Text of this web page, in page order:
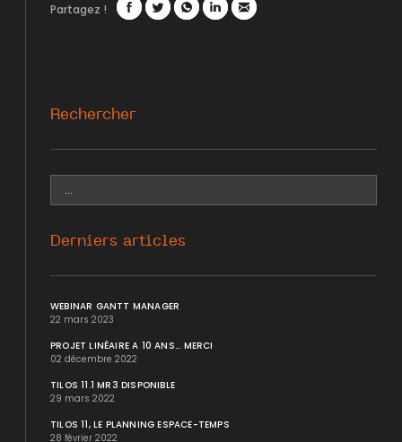
Partagez !
Rechercher
Derniers articles
WEBINAR GANTT MANAGER
22 mars 2023
PROJET LINÉAIRE A 10 ANS... MERCI
02 décembre 2022
TILOS 11.1 MR3 DISPONIBLE
29 mars 2022
TILOS 11, LE PLANNING ESPACE-TEMPS
28 février 2022